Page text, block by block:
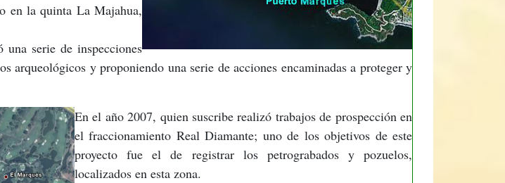
en la quinta La Majahua,
serie de inspecciones
arqueológicos y proponiendo una serie de acciones encaminadas a proteger y
En el año 2007, quien suscribe realizó trabajos de prospección en
el fraccionamiento Real Diamante; uno de los objetivos de este
proyecto fue el de registrar los petrograbados y pozuelos,
localizados en esta zona.